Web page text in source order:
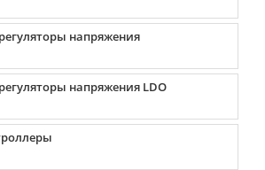
напряжения
напряжения LDO